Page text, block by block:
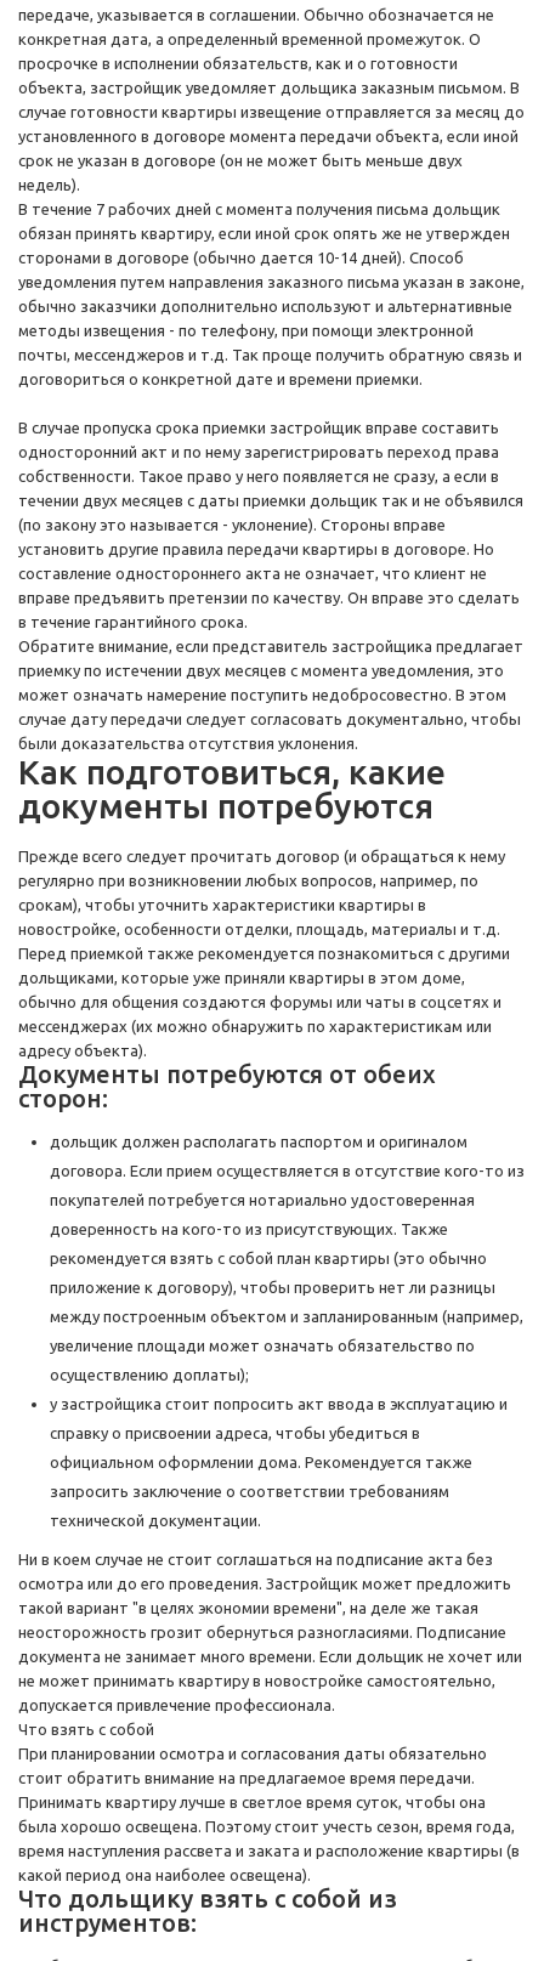
передаче, указывается в соглашении. Обычно обозначается не
конкретная дата, а определенный временной промежуток. О
просрочке в исполнении обязательств, как и о готовности
объекта, застройщик уведомляет дольщика заказным письмом. В
случае готовности квартиры извещение отправляется за месяц до
установленного в договоре момента передачи объекта, если иной
срок не указан в договоре (он не может быть меньше двух
недель).
В течение 7 рабочих дней с момента получения письма дольщик
обязан принять квартиру, если иной срок опять же не утвержден
сторонами в договоре (обычно дается 10-14 дней). Способ
уведомления путем направления заказного письма указан в законе,
обычно заказчики дополнительно используют и альтернативные
методы извещения - по телефону, при помощи электронной
почты, мессенджеров и т.д. Так проще получить обратную связь и
договориться о конкретной дате и времени приемки.
В случае пропуска срока приемки застройщик вправе составить
односторонний акт и по нему зарегистрировать переход права
собственности. Такое право у него появляется не сразу, а если в
течении двух месяцев с даты приемки дольщик так и не объявился
(по закону это называется - уклонение). Стороны вправе
установить другие правила передачи квартиры в договоре. Но
составление одностороннего акта не означает, что клиент не
вправе предъявить претензии по качеству. Он вправе это сделать
в течение гарантийного срока.
Обратите внимание, если представитель застройщика предлагает
приемку по истечении двух месяцев с момента уведомления, это
может означать намерение поступить недобросовестно. В этом
случае дату передачи следует согласовать документально, чтобы
были доказательства отсутствия уклонения.
Как подготовиться, какие
документы потребуются
Прежде всего следует прочитать договор (и обращаться к нему
регулярно при возникновении любых вопросов, например, по
срокам), чтобы уточнить характеристики квартиры в
новостройке, особенности отделки, площадь, материалы и т.д.
Перед приемкой также рекомендуется познакомиться с другими
дольщиками, которые уже приняли квартиры в этом доме,
обычно для общения создаются форумы или чаты в соцсетях и
мессенджерах (их можно обнаружить по характеристикам или
адресу объекта).
Документы потребуются от обеих
сторон:
дольщик должен располагать паспортом и оригиналом
договора. Если прием осуществляется в отсутствие кого-то из
покупателей потребуется нотариально удостоверенная
доверенность на кого-то из присутствующих. Также
рекомендуется взять с собой план квартиры (это обычно
приложение к договору), чтобы проверить нет ли разницы
между построенным объектом и запланированным (например,
увеличение площади может означать обязательство по
осуществлению доплаты);
у застройщика стоит попросить акт ввода в эксплуатацию и
справку о присвоении адреса, чтобы убедиться в
официальном оформлении дома. Рекомендуется также
запросить заключение о соответствии требованиям
технической документации.
Ни в коем случае не стоит соглашаться на подписание акта без
осмотра или до его проведения. Застройщик может предложить
такой вариант "в целях экономии времени", на деле же такая
неосторожность грозит обернуться разногласиями. Подписание
документа не занимает много времени. Если дольщик не хочет или
не может принимать квартиру в новостройке самостоятельно,
допускается привлечение профессионала.
Что взять с собой
При планировании осмотра и согласования даты обязательно
стоит обратить внимание на предлагаемое время передачи.
Принимать квартиру лучше в светлое время суток, чтобы она
была хорошо освещена. Поэтому стоит учесть сезон, время года,
время наступления рассвета и заката и расположение квартиры (в
какой период она наиболее освещена).
Что дольщику взять с собой из
инструментов: